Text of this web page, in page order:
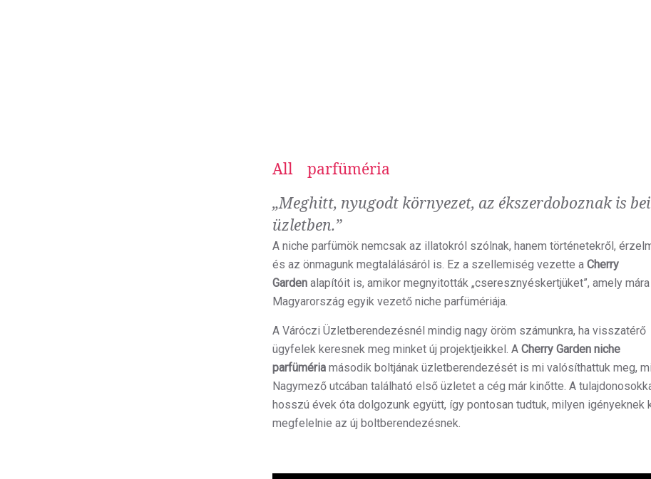
All
parfüméria
„Meghitt, nyugodt környezet, az ékszerdoboznak is
üzletben.”
A niche parfümök nemcsak az illatokról szólnak, hanem történetekről,
és az önmagunk megtalálásáról is. Ez a szellemiség vezette a Cherry
Garden alapítóit is, amikor megnyitották „cseresznyéskertjüket”, amely mára
Magyarország egyik vezető niche parfümériája.
A Váróczi Üzletberendezésnél mindig nagy öröm számunkra, ha visszatérő
ügyfelek keresnek meg minket új projektjeikkel. A Cherry Garden niche
parfüméria második boltjának üzletberendezését is mi valósíthattuk meg,
Nagymező utcában található első üzletet a cég már kinőtte. A
hosszú évek óta dolgozunk együtt, így pontosan tudtuk, milyen igényeknek
megfelelnie az új boltberendezésnek.